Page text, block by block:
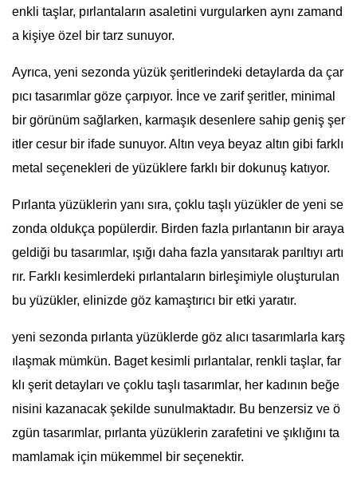
enkli taşlar, pırlantaların asaletini vurgularken aynı zamand
a kişiye özel bir tarz sunuyor.
Ayrıca, yeni sezonda yüzük şeritlerindeki detaylarda da çar
pıcı tasarımlar göze çarpıyor. İnce ve zarif şeritler, minimal
bir görünüm sağlarken, karmaşık desenlere sahip geniş şer
itler cesur bir ifade sunuyor. Altın veya beyaz altın gibi farklı
metal seçenekleri de yüzüklere farklı bir dokunuş katıyor.
Pırlanta yüzüklerin yanı sıra, çoklu taşlı yüzükler de yeni se
zonda oldukça popülerdir. Birden fazla pırlantanın bir araya
geldiği bu tasarımlar, ışığı daha fazla yansıtarak parıltıyı artı
rır. Farklı kesimlerdeki pırlantaların birleşimiyle oluşturulan
bu yüzükler, elinizde göz kamaştırıcı bir etki yaratır.
yeni sezonda pırlanta yüzüklerde göz alıcı tasarımlarla karş
ılaşmak mümkün. Baget kesimli pırlantalar, renkli taşlar, far
klı şerit detayları ve çoklu taşlı tasarımlar, her kadının beğe
nisini kazanacak şekilde sunulmaktadır. Bu benzersiz ve ö
zgün tasarımlar, pırlanta yüzüklerin zarafetini ve şıklığını ta
mamlamak için mükemmel bir seçenektir.